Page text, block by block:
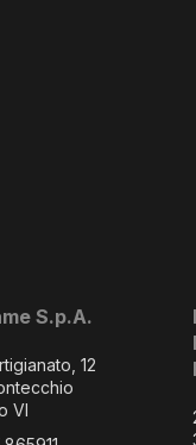
S.p.A.
12
VI